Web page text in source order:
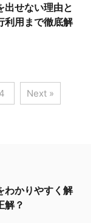
出せない理由と
利用まで徹底解
4 Next »
わかりやすく解
解？